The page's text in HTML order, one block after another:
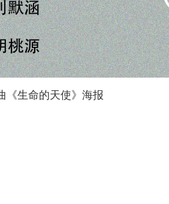
《生命的天使》海报